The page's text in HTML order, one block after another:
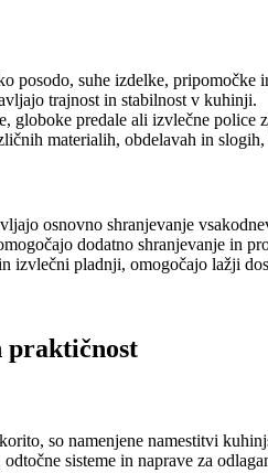
posodo, suhe izdelke,
trajnost in stabilnost v kuhinji.
globoke predale ali izvlečne police
materialih, obdelavah in
osnovno shranjevanje
dodatno shranjevanje in
izvlečni pladnji, omogočajo lažji
praktičnost
so namenjene namestitvi
sisteme in naprave za